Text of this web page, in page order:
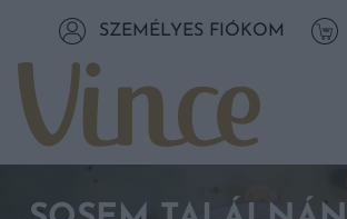
Tovább a tartalomhozSZEMÉLYES FIÓKOM